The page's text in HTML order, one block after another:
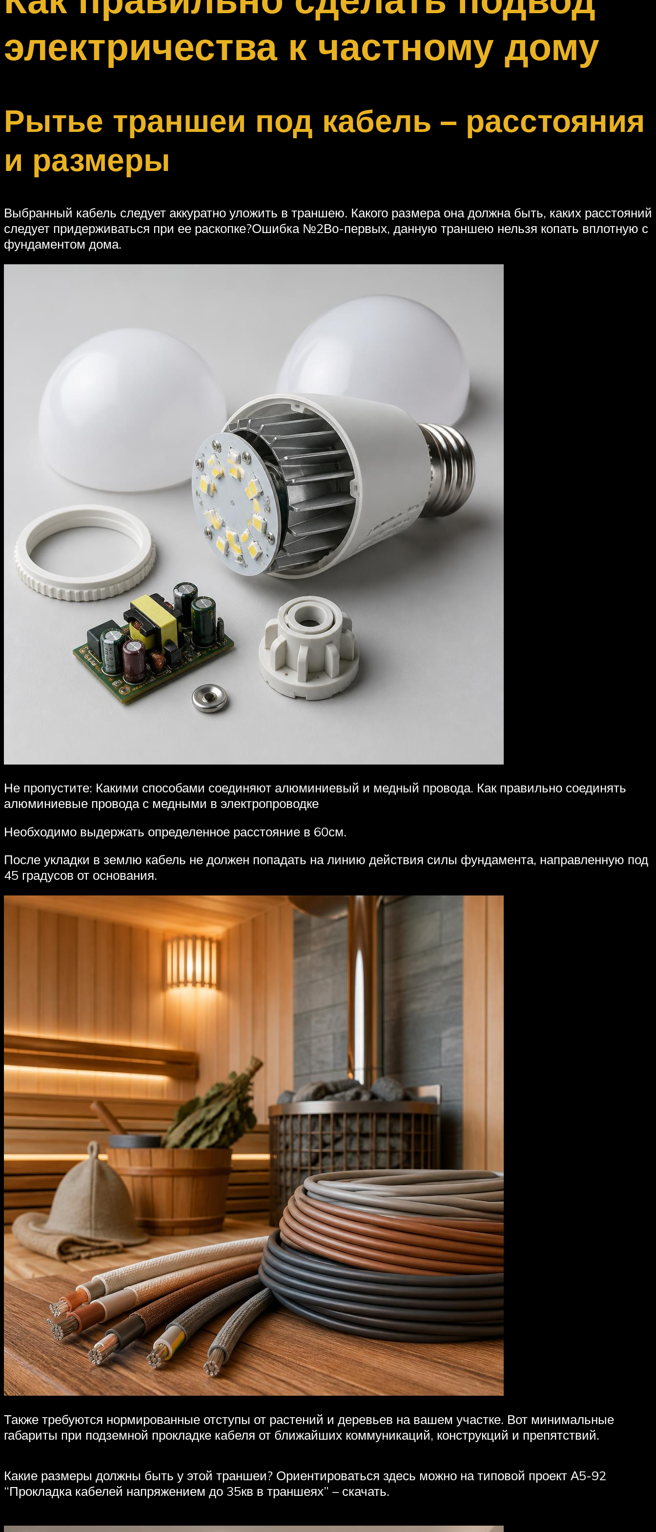
электричества к частному дому
Рытье траншеи под кабель – расстояния
и размеры
Выбранный кабель следует аккуратно уложить в траншею. Какого размера она должна быть, каких расстояний
следует придерживаться при ее раскопке?Ошибка №2Во-первых, данную траншею нельзя копать вплотную с
фундаментом дома.
Не пропустите: Какими способами соединяют алюминиевый и медный провода. Как правильно соединять
алюминиевые провода с медными в электропроводке
Необходимо выдержать определенное расстояние в 60см.
После укладки в землю кабель не должен попадать на линию действия силы фундамента, направленную под
45 градусов от основания.
Также требуются нормированные отступы от растений и деревьев на вашем участке. Вот минимальные
габариты при подземной прокладке кабеля от ближайших коммуникаций, конструкций и препятствий.
Какие размеры должны быть у этой траншеи? Ориентироваться здесь можно на типовой проект А5-92
“Прокладка кабелей напряжением до 35кв в траншеях” – скачать.